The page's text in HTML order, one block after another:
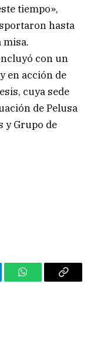
tiempo»,
hasta
misa.
con un
en acción de
cuya sede
de Pelusa
y Grupo de
WhatsAppCopy